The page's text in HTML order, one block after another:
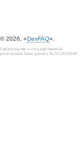
© 2026, «DevFAQ».
Свидетельство о государственной
регистрации базы данных №2012620649.